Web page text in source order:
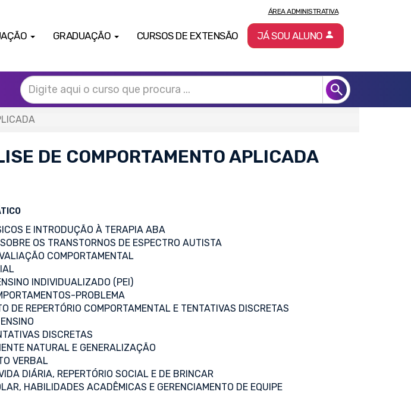
GRADUAÇÃO CURSOS DE EXTENSÃO
ÁREA ADMINISTRATIVA
JÁ SOU ALUNO
DE COMPORTAMENTO APLICADA
E INTRODUÇÃO À TERAPIA ABA
OS TRANSTORNOS DE ESPECTRO AUTISTA
COMPORTAMENTAL
INDIVIDUALIZADO (PEI)
PROBLEMA
DE REPERTÓRIO COMPORTAMENTAL E TENTATIVAS DISCRETAS
DISCRETAS
NATURAL E GENERALIZAÇÃO
VERBAL
DIÁRIA, REPERTÓRIO SOCIAL E DE BRINCAR
HABILIDADES ACADÊMICAS E GERENCIAMENTO DE EQUIPE